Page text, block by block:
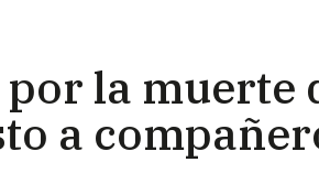
la muerte
a